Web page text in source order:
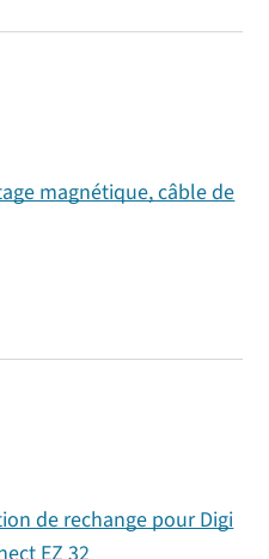
magnétique, câble de
de rechange pour Digi